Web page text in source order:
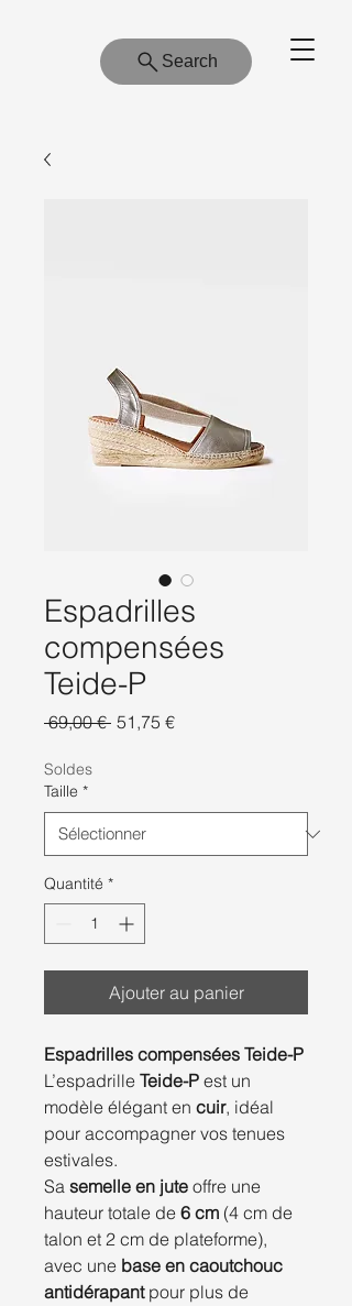
Search
Espadrilles
compensées
Teide-P
69,00 € Prix
51,75 €Prix
Soldes
Taille *
Quantité *
Ajouter au panier
Espadrilles compensées Teide-P
L’espadrille Teide-P est un
modèle élégant en cuir, idéal
pour accompagner vos tenues
estivales.
Sa semelle en jute offre une
hauteur totale de 6 cm (4 cm de
talon et 2 cm de plateforme),
avec une base en caoutchouc
antidérapantpour plus de